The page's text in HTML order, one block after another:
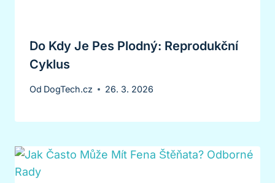
Do Kdy Je Pes Plodný: Reprodukční
Cyklus
Od DogTech.cz 26. 3. 2026